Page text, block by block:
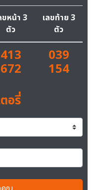
ขหน้า 3
ตัว
เลขท้าย 3
ตัว
413
672
039
154
อรี่